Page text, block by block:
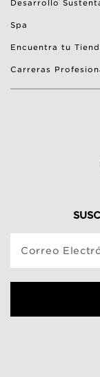
Desarrollo
Spa
Encuentra tu
Carreras
Correo